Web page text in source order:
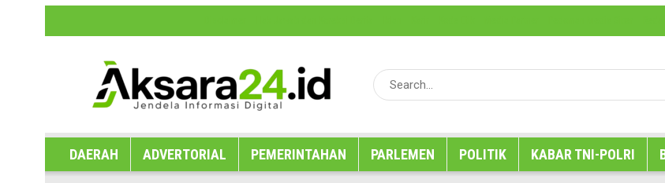
DAERAH ADVERTORIAL PEMERINTAHAN PARLEMEN POLITIK KABAR TNI-POLRI